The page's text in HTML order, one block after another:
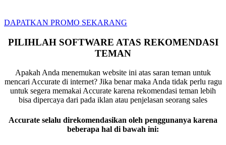
DAPATKAN PROMO SEKARANG
PILIHLAH SOFTWARE ATAS REKOMENDASI
TEMAN
Apakah Anda menemukan website ini atas saran teman untuk
mencari Accurate di internet? Jika benar maka Anda tidak perlu ragu
untuk segera memakai Accurate karena rekomendasi teman lebih
bisa dipercaya dari pada iklan atau penjelasan seorang sales
Accurate selalu direkomendasikan oleh penggunanya karena
beberapa hal di bawah ini: